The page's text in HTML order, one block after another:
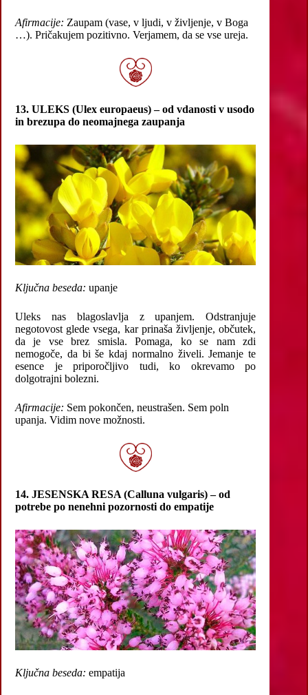
Afirmacije: Zaupam (vase, v ljudi, v življenje, v Boga
…). Pričakujem pozitivno. Verjamem, da se vse ureja.
13. ULEKS (Ulex europaeus) – od vdanosti v usodo
in brezupa do neomajnega zaupanja
Ključna beseda: upanje
Uleks nas blagoslavlja z upanjem. Odstranjuje
negotovost glede vsega, kar prinaša življenje, občutek,
da je vse brez smisla. Pomaga, ko se nam zdi
nemogoče, da bi še kdaj normalno živeli. Jemanje te
esence je priporočljivo tudi, ko okrevamo po
dolgotrajni bolezni.
Afirmacije: Sem pokončen, neustrašen. Sem poln
upanja. Vidim nove možnosti.
14. JESENSKA RESA (Calluna vulgaris) – od
potrebe po nenehni pozornosti do empatije
Ključna beseda: empatija